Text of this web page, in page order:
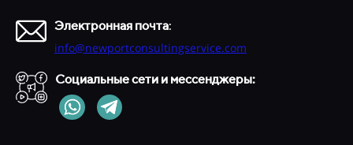
Электронная почта:
info@newportconsultingservice.com
Социальные сети и мессенджеры: